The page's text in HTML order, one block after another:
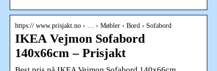
https:// www.prisjakt.no › … › Møbler › Bord › Sofabord
IKEA Vejmon Sofabord
140x66cm – Prisjakt